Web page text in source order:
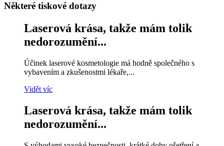
Některé tiskové dotazy
Laserová krása, takže mám tolik
nedorozumění...
Účinek laserové kosmetologie má hodně společného s
vybavením a zkušenostmi lékaře,...
Vidět víc
Laserová krása, takže mám tolik
nedorozumění...